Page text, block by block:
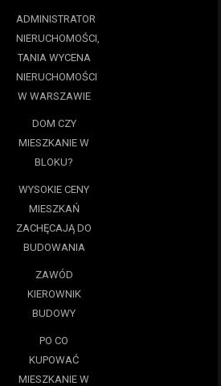
ADMINISTRATOR
NIERUCHOMOŚCI,
TANIA WYCENA
NIERUCHOMOŚCI
W WARSZAWIE
DOM CZY
MIESZKANIE W
BLOKU?
WYSOKIE CENY
MIESZKAŃ
ZACHĘCAJĄ DO
BUDOWANIA
ZAWÓD
KIEROWNIK
BUDOWY
PO CO
KUPOWAĆ
MIESZKANIE W